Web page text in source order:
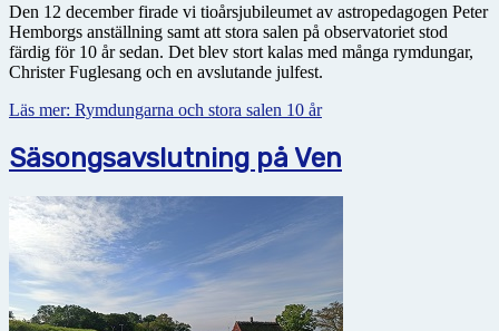
Den 12 december firade vi tioårsjubileumet av astropedagogen Peter
Hemborgs anställning samt att stora salen på observatoriet stod
färdig för 10 år sedan. Det blev stort kalas med många rymdungar,
Christer Fuglesang och en avslutande julfest.
Läs mer: Rymdungarna och stora salen 10 år
Säsongsavslutning på Ven